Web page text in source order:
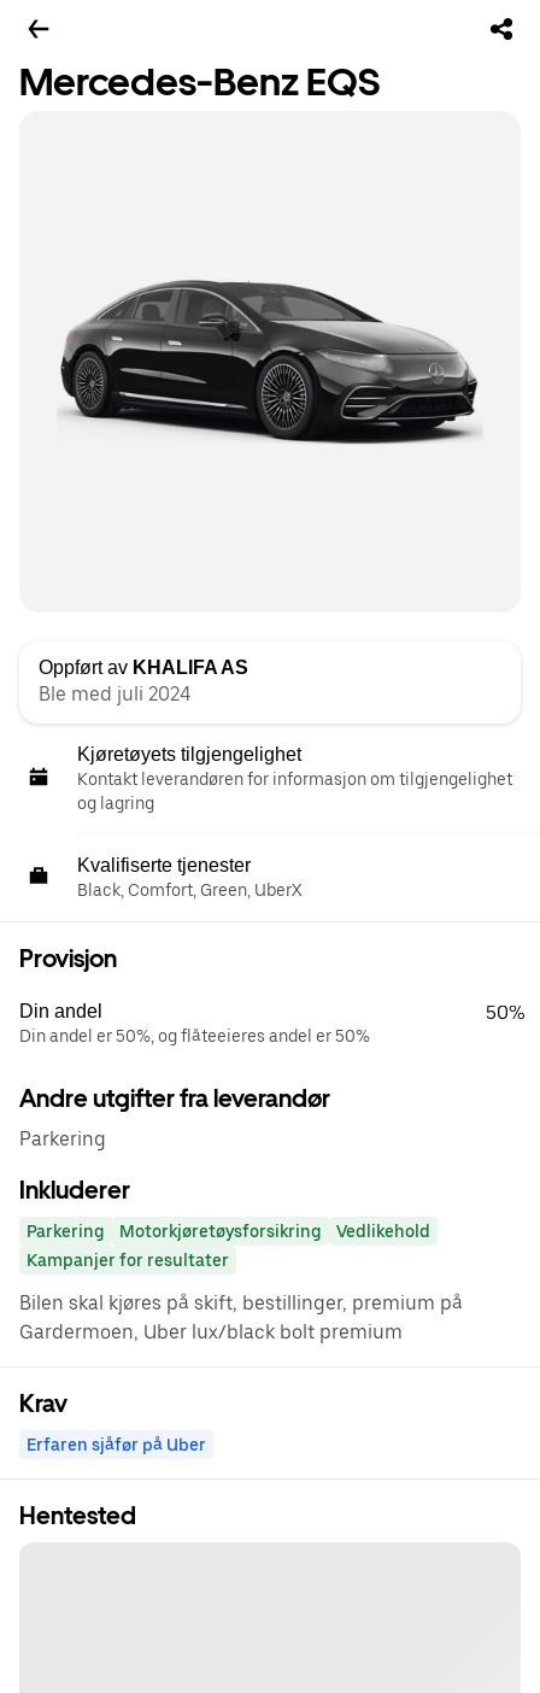
Mercedes-Benz EQS
Oppført av KHALIFA AS
Ble med juli 2024
Kjøretøyets tilgjengelighet
Kontakt leverandøren for informasjon om tilgjengelighet
og lagring
Kvalifiserte tjenester
Black, Comfort, Green, UberX
Provisjon
Din andel
Din andel er 50%, og flåteeieres andel er 50%
50%
Andre utgifter fra leverandør
Parkering
Inkluderer
Parkering Motorkjøretøysforsikring
Vedlikehold
Kampanjer for resultater
Bilen skal kjøres på skift, bestillinger, premium på
Gardermoen, Uber lux/black bolt premium
Krav
Erfaren sjåfør på Uber
Hentested